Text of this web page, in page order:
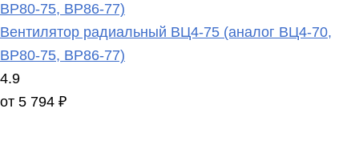
Вентилятор радиальный ВЦ4-75 (аналог ВЦ4-70,
ВР80-75, ВР86-77)
4.9
от 5 794 ₽